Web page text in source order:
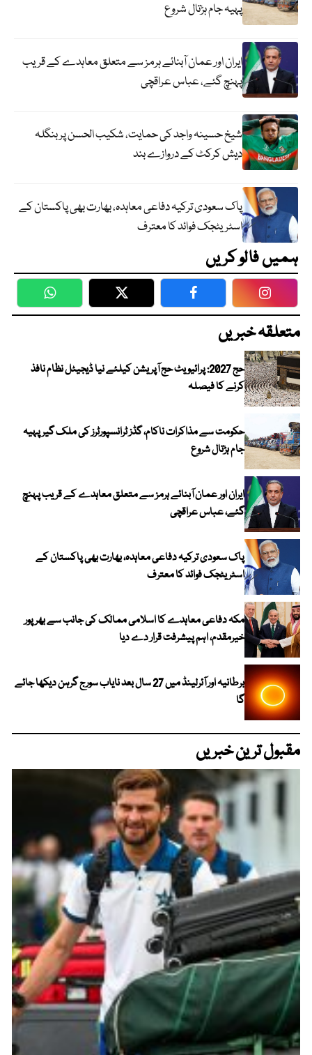
پہیہ جام ہڑتال شروع
ایران اور عمان آبنائے ہرمز سے متعلق معاہدے کے قریب
پہنچ گئے، عباس عراقچی
شیخ حسینہ واجد کی حمایت، شکیب الحسن پر بنگلہ
دیش کرکٹ کے دروازے بند
پاک سعودی ترکیہ دفاعی معاہدہ، بھارت بھی پاکستان کے
اسٹریٹجک فوائد کا معترف
ہمیں فالو کریں
WhatsApp Twitter Facebook
متعلقہ خبریں
حج 2027: پرائیویٹ حج آپریشن کیلئے نیا ڈیجیٹل نظام نافذ
کرنے کا فیصلہ
حکومت سے مذاکرات ناکام، گڈز ٹرانسپورٹرز کی ملک گیر پہیہ
جام ہڑتال شروع
ایران اور عمان آبنائے ہرمز سے متعلق معاہدے کے قریب پہنچ
گئے، عباس عراقچی
پاک سعودی ترکیہ دفاعی معاہدہ، بھارت بھی پاکستان کے
اسٹریٹجک فوائد کا معترف
مکہ دفاعی معاہدے کا اسلامی ممالک کی جانب سے بھرپور
خیرمقدم، اہم پیشرفت قرار دے دیا
برطانیہ اور آئرلینڈ میں 27 سال بعد نایاب سورج گرہن دیکھا جائے
گا
مقبول ترین خبریں